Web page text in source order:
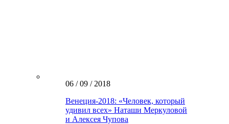
06 / 09 / 2018
Венеция-2018: «Человек, который
удивил всех» Наташи Меркуловой
и Алексея Чупова